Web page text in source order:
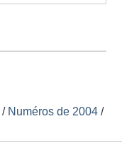
/ Numéros de 2004 /